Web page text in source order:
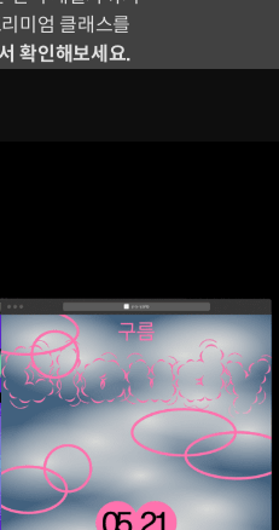
미엄 클래스를
확인해보세요.
자인&코딩
습해봅니다